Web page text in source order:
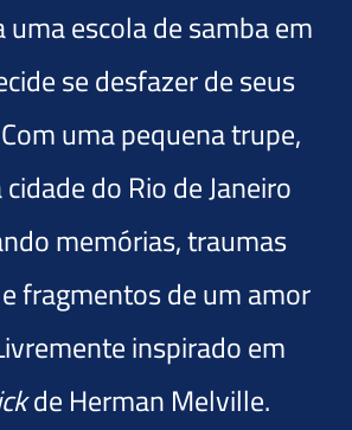
escola de samba em
se desfazer de seus
uma pequena trupe,
do Rio de Janeiro
memórias, traumas
fragmentos de um amor
inspirado em
de Herman Melville.